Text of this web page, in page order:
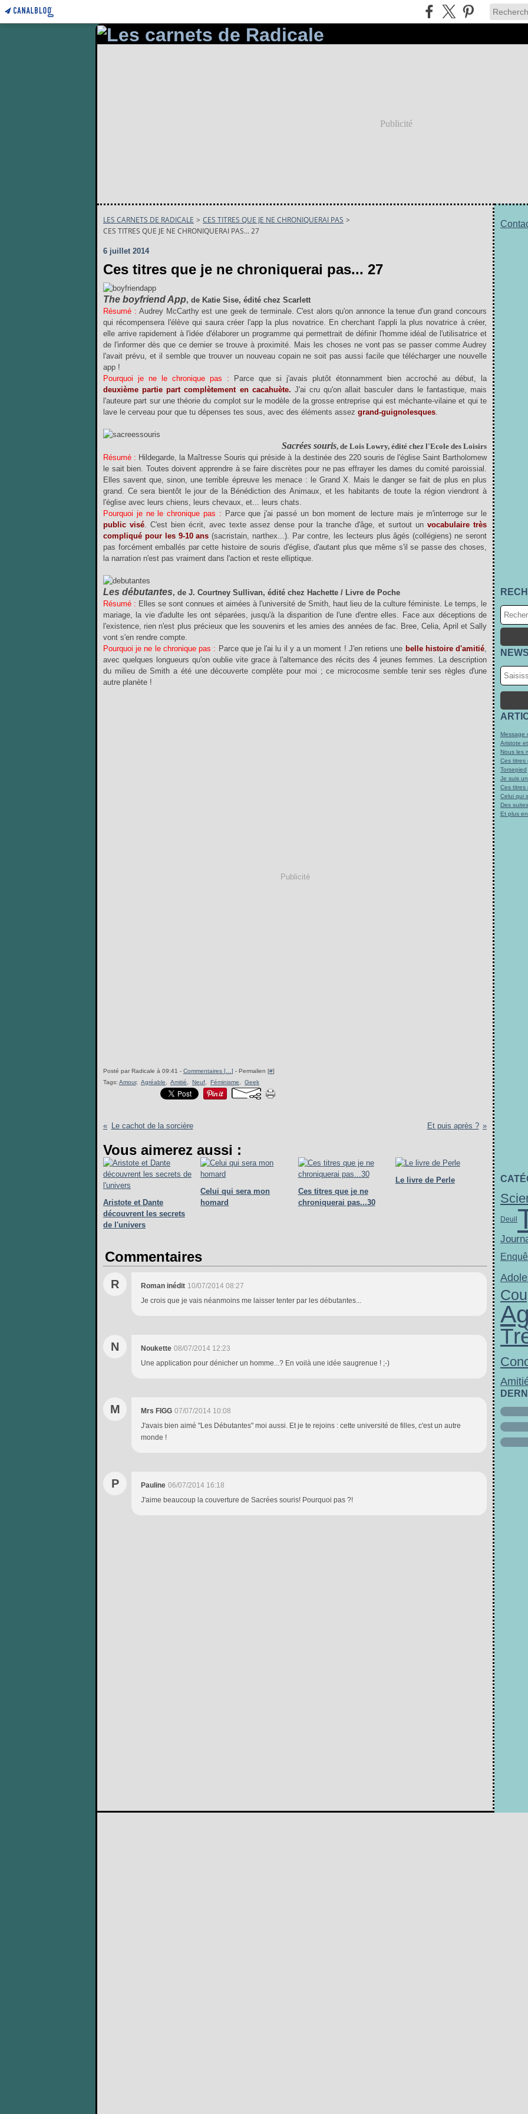
Publicité
LES CARNETS DE RADICALE > CES TITRES QUE JE NE CHRONIQUERAI PAS >
CES TITRES QUE JE NE CHRONIQUERAI PAS... 27
6 juillet 2014
Ces titres que je ne chroniquerai pas... 27
The boyfriend App, de Katie Sise, édité chez Scarlett
Résumé : Audrey McCarthy est une geek de terminale. C'est alors qu'on annonce la tenue d'un grand concours
qui récompensera l'élève qui saura créer l'app la plus novatrice. En cherchant l'appli la plus novatrice à créer,
elle arrive rapidement à l'idée d'élaborer un programme qui permettrait de définir l'homme idéal de l'utilisatrice et
de l'informer dès que ce dernier se trouve à proximité. Mais les choses ne vont pas se passer comme Audrey
l'avait prévu, et il semble que trouver un nouveau copain ne soit pas aussi facile que télécharger une nouvelle
app !
Pourquoi je ne le chronique pas :
Parce que si j'avais plutôt étonnamment bien accroché au début, la
deuxième partie part complètement en cacahuète. J'ai cru qu'on allait basculer dans le fantastique, mais
l'auteure part sur une théorie du complot sur le modèle de la grosse entreprise qui est méchante-vilaine et qui te
lave le cerveau pour que tu dépenses tes sous, avec des éléments assez grand-guignolesques.
Sacrées souris, de Lois Lowry, édité chez l'Ecole des Loisirs
Résumé : Hildegarde, la Maîtresse Souris qui préside à la destinée des 220 souris de l'église Saint Bartholomew
le sait bien. Toutes doivent apprendre à se faire discrètes pour ne pas effrayer les dames du comité paroissial.
Elles savent que, sinon, une terrible épreuve les menace : le Grand X. Mais le danger se fait de plus en plus
grand. Ce sera bientôt le jour de la Bénédiction des Animaux, et les habitants de toute la région viendront à
l'église avec leurs chiens, leurs chevaux, et... leurs chats.
Pourquoi je ne le chronique pas : Parce que j'ai passé un bon moment de lecture mais je m'interroge sur le
public visé. C'est bien écrit, avec texte assez dense pour la tranche d'âge, et surtout un vocabulaire très
compliqué pour les 9-10 ans (sacristain, narthex...). Par contre, les lecteurs plus âgés (collégiens) ne seront
pas forcément emballés par cette histoire de souris d'église, d'autant plus que même s'il se passe des choses,
la narration n'est pas vraiment dans l'action et reste elliptique.
Les débutantes, de J. Courtney Sullivan, édité chez Hachette / Livre de Poche
Résumé : Elles se sont connues et aimées à l'université de Smith, haut lieu de la culture féministe. Le temps, le
mariage, la vie d'adulte les ont séparées, jusqu'à la disparition de l'une d'entre elles. Face aux déceptions de
l'existence, rien n'est plus précieux que les souvenirs et les amies des années de fac. Bree, Celia, April et Sally
vont s'en rendre compte.
Pourquoi je ne le chronique pas : Parce que je l'ai lu il y a un moment ! J'en retiens une belle histoire d'amitié,
avec quelques longueurs qu'on oublie vite grace à l'alternance des récits des 4 jeunes femmes. La description
du milieu de Smith a été une découverte complète pour moi ; ce microcosme semble tenir ses règles d'une
autre planète !
Publicité
Posté par Radicale à 09:41 - Commentaires [ ] - Permalien [#]
Tags: Amour, Agréable Amitié Neuf Féminisme Geek
Le cachot de la sorcière Et puis après ?
Vous aimerez aussi :
Aristote et Dante
découvrent les secrets
de l'univers
Celui qui sera mon
homard
Ces titres que je ne
chroniquerai pas...30
Le livre de Perle
Commentaires
R Roman inédit 10/07/2014 08:27
Je crois que je vais néanmoins me laisser tenter par les débutantes...
N Noukette 08/07/2014 12:23
Une application pour dénicher un homme...? En voilà une idée saugrenue ! ;-)
M Mrs FIGG 07/07/2014 10:08
J'avais bien aimé "Les Débutantes" moi aussi. Et je te rejoins : cette université de filles, c'est un autre
monde !
P Pauline 06/07/2014 16:18
J'aime beaucoup la couverture de Sacrées souris! Pourquoi pas ?!
Message
Aristote
Nous les
Ces titres
Torsepied
Je suis
Ces titres
Celui qui
Des
Et plus
Deuil